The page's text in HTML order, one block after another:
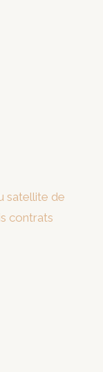
satellite de
contrats